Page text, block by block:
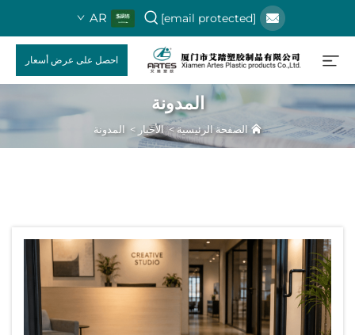
[email protected]
AR
احصل على عرض أسعار
المدونة
الصفحة الرئيسية>الأخبار > المدونة